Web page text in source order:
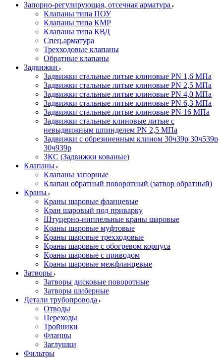
Запорно-регулирующая, отсечная арматура
Клапаны типа ПОУ
Клапаны типа КМР
Клапаны типа КВД
Спец.арматура
Трехходовые клапаны
Обратные клапаны
Задвижки
Задвижки стальные литые клиновые PN 1,6 МПа
Задвижки стальные литые клиновые PN 2,5 МПа
Задвижки стальные литые клиновые PN 4,0 МПа
Задвижки стальные литые клиновые PN 6,3 МПа
Задвижки стальные литые клиновые PN 16 МПа
Задвижки стальные клиновые литые с
невыдвижным шпинделем PN 2,5 МПа
Задвижки с обрезиненным клином 30ч39р 30ч539р
30ч939р
ЗКС (Задвижки кованые)
Клапаны
Клапаны запорные
Клапан обратный поворотный (затвор обратный)
Краны
Краны шаровые фланцевые
Кран шаровый под приварку
Штуцерно-ниппельные краны шаровые
Краны шаровые муфтовые
Краны шаровые трехходовые
Краны шаровые с обогревом корпуса
Краны шаровые с приводом
Краны шаровые межфланцевые
Затворы
Затворы дисковые поворотные
Затворы шиберные
Детали трубопровода
Отводы
Переходы
Тройники
Фланцы
Заглушки
Фильтры